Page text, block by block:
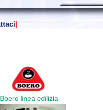
|
Boero linea edilizia